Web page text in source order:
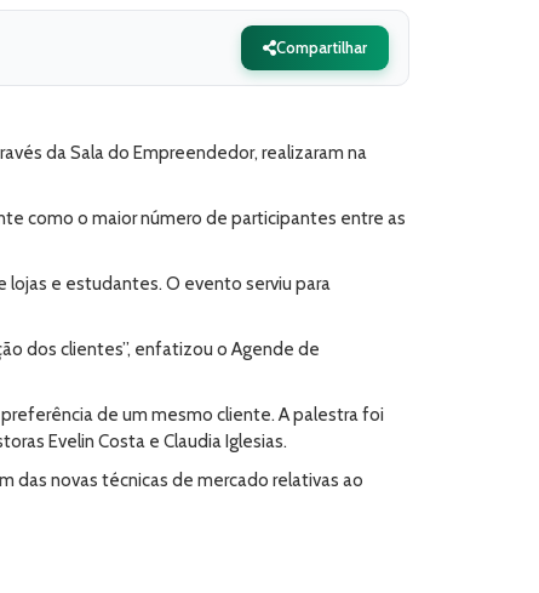
Compartilhar
da Sala do Empreendedor, realizaram na
como o maior número de participantes entre as
lojas e estudantes. O evento serviu para
dos clientes”, enfatizou o Agende de
de um mesmo cliente. A palestra foi
Evelin Costa e Claudia Iglesias.
das novas técnicas de mercado relativas ao